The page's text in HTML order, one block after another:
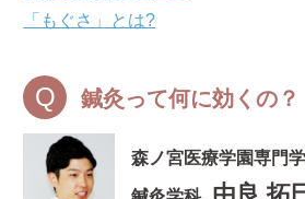
「もぐさ」とは?
鍼灸って何に効くの？
森ノ宮医療学園専門